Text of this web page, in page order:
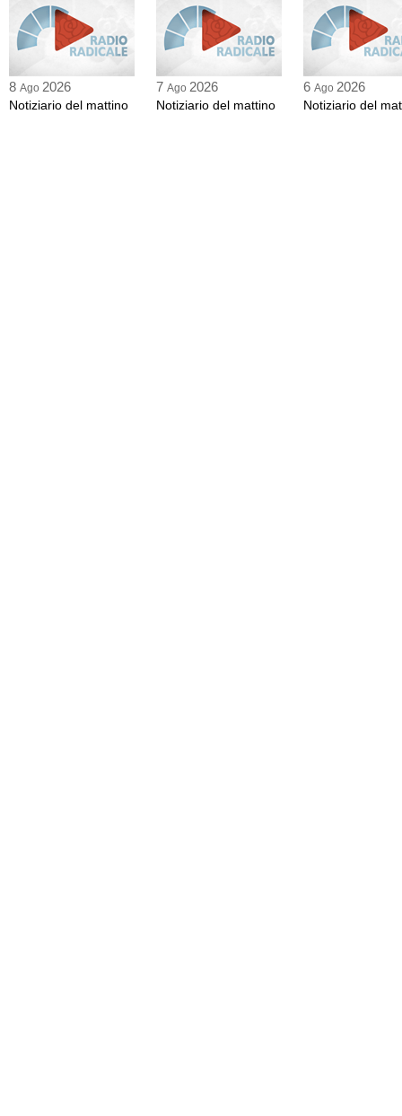
8 Ago 2026
Notiziario del mattino
7 Ago 2026
Notiziario del mattino
6 Ago 2026
Notiziario del